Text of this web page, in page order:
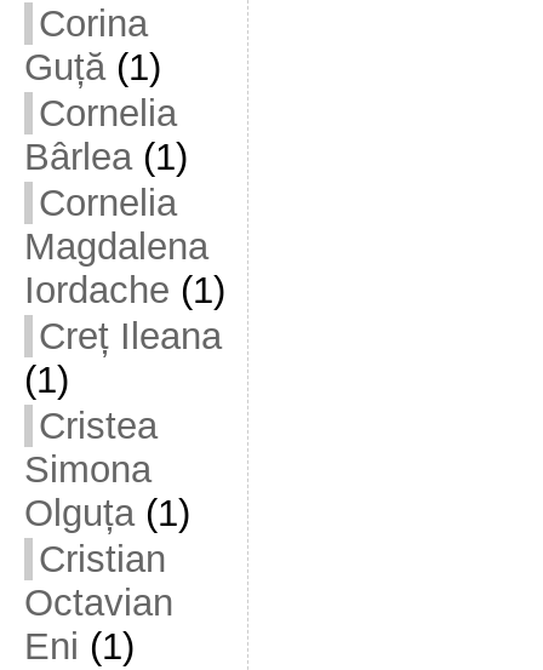
Corina
Guță(1)
Cornelia
Bârlea(1)
Cornelia
Magdalena
Iordache (1)
Creț Ileana
(1)
Cristea
Simona
Olguța(1)
Cristian
Octavian
Eni (1)